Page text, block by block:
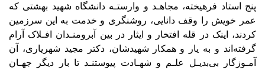
استاد فرهیخته، مجاهـد و وارستـه دانشگاه شهید بهشتی که
خویش را وقف دانایی، روشنگری و خدمت به این سرزمین
اینک در قله افتخار و ایثار در بین آبرومنـدان افـلاک آرام
و به یار و همکار شهیدشان، دکتر مجید شهریاری، آن
بی‌بدیـل علـم و شهـادت پیوستنـد تا بار دیگر جهـان